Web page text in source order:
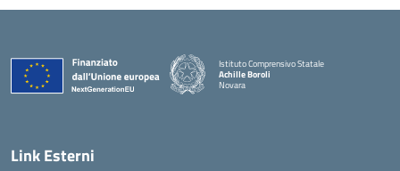
Istituto Comprensivo Statale
Achille Boroli
Novara
Link Esterni